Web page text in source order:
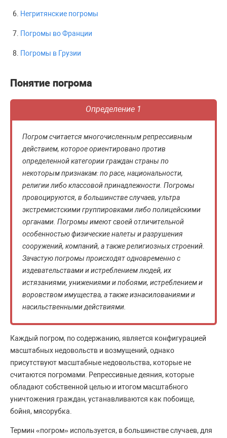
Негритянские погромы
Погромы во Франции
Погромы в Грузии
Понятие погрома
Определение 1
Погром считается многочисленным репрессивным
действием, которое ориентировано против
определенной категории граждан страны по
некоторым признакам: по расе, национальности,
религии либо классовой принадлежности. Погромы
провоцируются, в большинстве случаев, ультра
экстремистскими группировками либо полицейскими
органами. Погромы имеют своей отличительной
особенностью физические налеты и разрушения
сооружений, компаний, а также религиозных строений.
Зачастую погромы происходят одновременно с
издевательствами и истреблением людей, их
истязаниями, унижениями и побоями, истреблением и
воровством имущества, а также изнасилованиями и
насильственными действиями.
Каждый погром, по содержанию, является конфигурацией
масштабных недовольств и возмущений, однако
присутствуют масштабные недовольства, которые не
считаются погромами. Репрессивные деяния, которые
обладают собственной целью и итогом масштабного
уничтожения граждан, устанавливаются как побоище,
бойня, мясорубка.
Термин «погром» используется, в большинстве случаев, для